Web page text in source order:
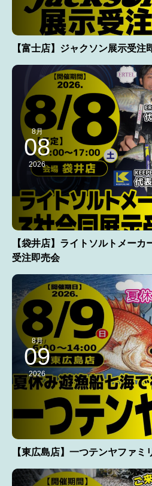
【富士店】ジャクソン展示受注
8月
08
2026
【袋井店】ライトソルトメー
受注即売会
8月
09
2026
【東広島店】一つテンヤファミ